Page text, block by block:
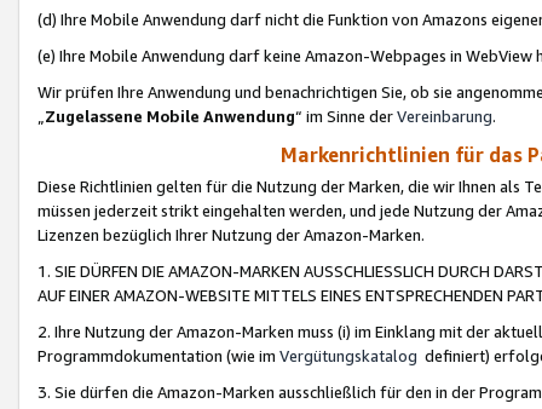
(d) Ihre Mobile Anwendung darf nicht die Funktion von Amazons
(e) Ihre Mobile Anwendung darf keine Amazon-Webpages in WebView
Wir prüfen Ihre Anwendung und benachrichtigen Sie, ob sie
„Zugelassene Mobile Anwendung“ im Sinne derVereinbarung.
Markenrichtlinien für das
Diese Richtlinien gelten für die Nutzung der Marken, die wir Ihnen als
müssen jederzeit strikt eingehalten werden, und jede Nutzung der
Lizenzen bezüglich Ihrer Nutzung der Amazon-Marken.
1. SIE DÜRFEN DIE AMAZON-MARKEN AUSSCHLIESSLICH DURCH
AUF EINER AMAZON-WEBSITE MITTELS EINES ENTSPRECHENDEN
2. Ihre Nutzung der Amazon-Marken muss (i) im Einklang mit der
Programmdokumentation (wie im Vergütungskatalog definiert)
3. Sie dürfen die Amazon-Marken ausschließlich für den in der